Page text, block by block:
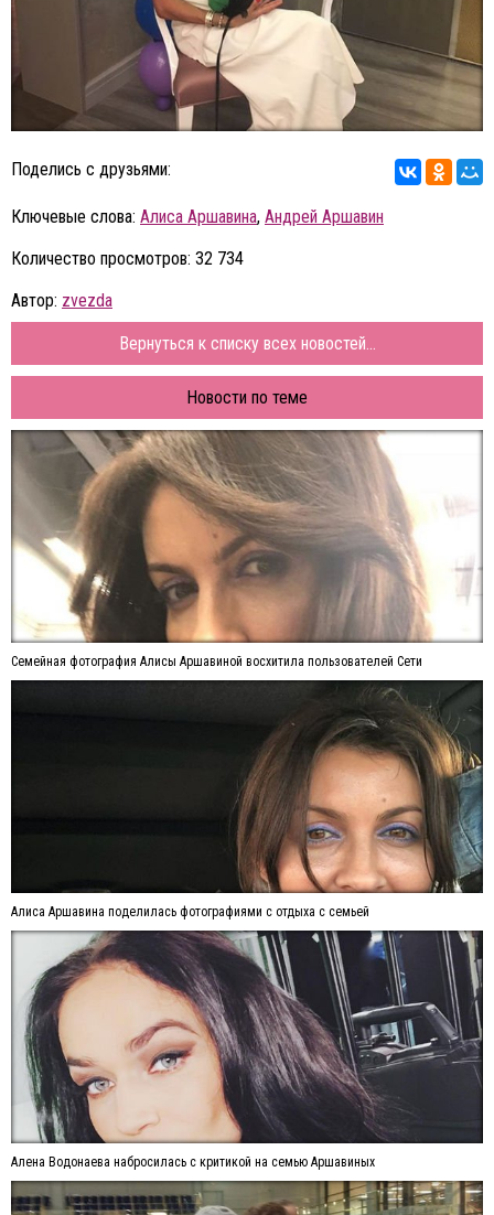
Поделись с друзьями:
Ключевые слова: Алиса Аршавина, Андрей Аршавин
Количество просмотров: 32 734
Автор: zvezda
Вернуться к списку всех новостей...
Новости по теме
Семейная фотография Алисы Аршавиной восхитила пользователей Сети
Алиса Аршавина поделилась фотографиями с отдыха с семьей
Алена Водонаева набросилась с критикой на семью Аршавиных